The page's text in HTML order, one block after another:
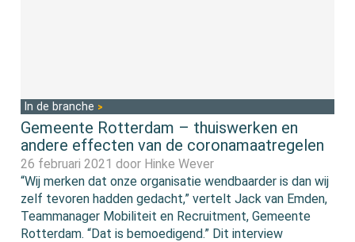
In de branche
Gemeente Rotterdam – thuiswerken en
andere effecten van de coronamaatregelen
26 februari 2021 door Hinke Wever
“Wij merken dat onze organisatie wendbaarder is dan wij
zelf tevoren hadden gedacht,” vertelt Jack van Emden,
Teammanager Mobiliteit en Recruitment, Gemeente
Rotterdam. “Dat is bemoedigend.” Dit interview